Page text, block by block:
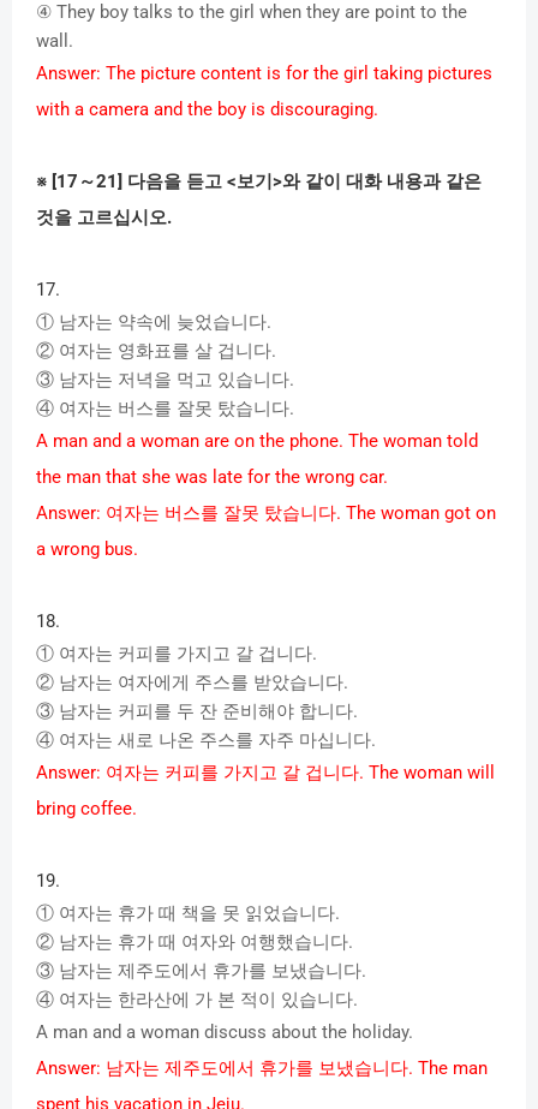
④ They boy talks to the girl when they are point to the
wall.
Answer: The picture content is for the girl taking pictures
with a camera and the boy is discouraging.
※ [17 ～21] 다음을 듣고 <보기 >와 같이 대화 내용과 같은
것을 고르십시오.
17.
① 남자는 약속에 늦었습니다.
② 여자는 영화표를 살 겁니다.
③ 남자는 저녁을 먹고 있습니다.
④ 여자는 버스를 잘못 탔습니다.
A man and a woman are on the phone. The woman told
the man that she was late for the wrong car.
Answer: 여자는 버스를 잘못 탔습니다. The woman got on
a wrong bus.
18.
① 여자는 커피를 가지고 갈 겁니다.
② 남자는 여자에게 주스를 받았습니다.
③ 남자는 커피를 두 잔 준비해야 합니다.
④ 여자는 새로 나온 주스를 자주 마십니다.
Answer: 여자는 커피를 가지고 갈 겁니다. The woman will
bring coffee.
19.
① 여자는 휴가 때 책을 못 읽었습니다.
② 남자는 휴가 때 여자와 여행했습니다.
③ 남자는 제주도에서 휴가를 보냈습니다.
④ 여자는 한라산에 가 본 적이 있습니다.
A man and a woman discuss about the holiday.
Answer: 남자는 제주도에서 휴가를 보냈습니다. The man
spent his vacation in Jeju.